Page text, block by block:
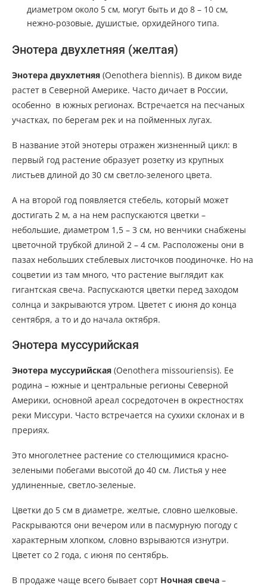
диаметром около 5 см, могут быть и до 8 – 10 см,
нежно-розовые, душистые, орхидейного типа.
Энотера двухлетняя (желтая)
Энотера двухлетняя (Oenothera biennis). В диком виде
растет в Северной Америке. Часто дичает в России,
особенно в южных регионах. Встречается на песчаных
участках, по берегам рек и на пойменных лугах.
В название этой энотеры отражен жизненный цикл: в
первый год растение образует розетку из крупных
листьев длиной до 30 см светло-зеленого цвета.
А на второй год появляется стебель, который может
достигать 2 м, а на нем распускаются цветки –
небольшие, диаметром 1,5 – 3 см, но венчики снабжены
цветочной трубкой длиной 2 – 4 см. Расположены они в
пазах небольших стеблевых листочков поодиночке. Но на
соцветии из там много, что растение выглядит как
гигантская свеча. Распускаются цветки перед заходом
солнца и закрываются утром. Цветет с июня до конца
сентября, а то и до начала октября.
Энотера муссурийская
Энотера муссурийская (Oenothera missouriensis). Ее
родина – южные и центральные регионы Северной
Америки, основной ареал сосредоточен в окрестностях
реки Миссури. Часто встречается на сухихи склонах и в
прериях.
Это многолетнее растение со стелющимися красно-
зелеными побегами высотой до 40 см. Листья у нее
удлиненные, светло-зеленые.
Цветки до 5 см в диаметре, желтые, словно шелковые.
Раскрываются они вечером или в пасмурную погоду с
характерным хлопком, словно взрываются изнутри.
Цветет со 2 года, с июня по сентябрь.
В продаже чаще всего бывает сорт Ночная свеча –